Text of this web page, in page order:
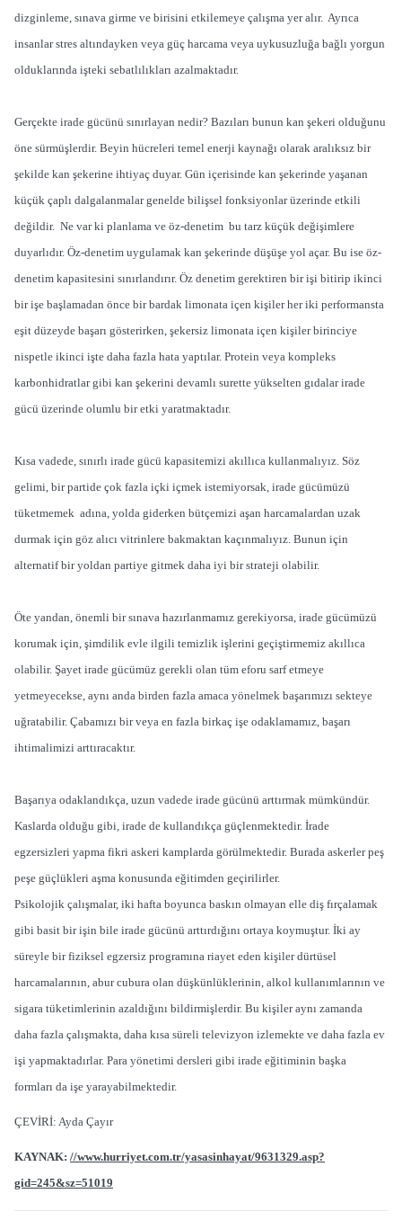
dizginleme, sınava girme ve birisini etkilemeye çalışma yer alır. Ayrıca
insanlar stres altındayken veya güç harcama veya uykusuzluğa bağlı yorgun
olduklarında işteki sebatlılıkları azalmaktadır.
Gerçekte irade gücünü sınırlayan nedir? Bazıları bunun kan şekeri olduğunu
öne sürmüşlerdir. Beyin hücreleri temel enerji kaynağı olarak aralıksız bir
şekilde kan şekerine ihtiyaç duyar. Gün içerisinde kan şekerinde yaşanan
küçük çaplı dalgalanmalar genelde bilişsel fonksiyonlar üzerinde etkili
değildir. Ne var ki planlama ve öz-denetim bu tarz küçük değişimlere
duyarlıdır. Öz-denetim uygulamak kan şekerinde düşüşe yol açar. Bu ise öz-
denetim kapasitesini sınırlandırır. Öz denetim gerektiren bir işi bitirip ikinci
bir işe başlamadan önce bir bardak limonata içen kişiler her iki performansta
eşit düzeyde başarı gösterirken, şekersiz limonata içen kişiler birinciye
nispetle ikinci işte daha fazla hata yaptılar. Protein veya kompleks
karbonhidratlar gibi kan şekerini devamlı surette yükselten gıdalar irade
gücü üzerinde olumlu bir etki yaratmaktadır.
Kısa vadede, sınırlı irade gücü kapasitemizi akıllıca kullanmalıyız. Söz
gelimi, bir partide çok fazla içki içmek istemiyorsak, irade gücümüzü
tüketmemek adına, yolda giderken bütçemizi aşan harcamalardan uzak
durmak için göz alıcı vitrinlere bakmaktan kaçınmalıyız. Bunun için
alternatif bir yoldan partiye gitmek daha iyi bir strateji olabilir.
Öte yandan, önemli bir sınava hazırlanmamız gerekiyorsa, irade gücümüzü
korumak için, şimdilik evle ilgili temizlik işlerini geçiştirmemiz akıllıca
olabilir. Şayet irade gücümüz gerekli olan tüm eforu sarf etmeye
yetmeyecekse, aynı anda birden fazla amaca yönelmek başarımızı sekteye
uğratabilir. Çabamızı bir veya en fazla birkaç işe odaklamamız, başarı
ihtimalimizi arttıracaktır.
Başarıya odaklandıkça, uzun vadede irade gücünü arttırmak mümkündür.
Kaslarda olduğu gibi, irade de kullandıkça güçlenmektedir. İrade
egzersizleri yapma fikri askeri kamplarda görülmektedir. Burada askerler peş
peşe güçlükleri aşma konusunda eğitimden geçirilirler.
Psikolojik çalışmalar, iki hafta boyunca baskın olmayan elle diş fırçalamak
gibi basit bir işin bile irade gücünü arttırdığını ortaya koymuştur. İki ay
süreyle bir fiziksel egzersiz programına riayet eden kişiler dürtüsel
harcamalarının, abur cubura olan düşkünlüklerinin, alkol kullanımlarının ve
sigara tüketimlerinin azaldığını bildirmişlerdir. Bu kişiler aynı zamanda
daha fazla çalışmakta, daha kısa süreli televizyon izlemekte ve daha fazla ev
işi yapmaktadırlar. Para yönetimi dersleri gibi irade eğitiminin başka
formları da işe yarayabilmektedir.
ÇEVİRİ: Ayda Çayır
KAYNAK: //www.hurriyet.com.tr/yasasinhayat/9631329.asp?
gid=245&sz=51019